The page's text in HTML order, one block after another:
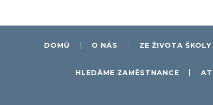
DOMŮ O NÁS ZE ŽIVOTA ŠKOLY
HLEDÁME ZAMĚSTNANCE